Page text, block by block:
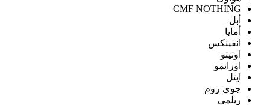
CMF NOTHING
أبل
أمايا
انفينكس
اوتيتو
اورايمو
ايتل
جوي روم
ريلمى